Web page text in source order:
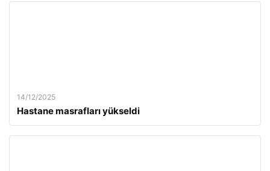
14/12/2025
Hastane masrafları yükseldi